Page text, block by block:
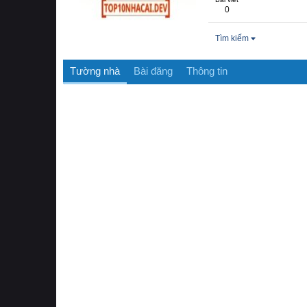
0
Tìm kiếm
Tường nhà Bài đăng Thông tin